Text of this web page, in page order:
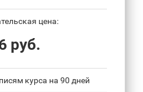
цена:
руб.
курса на 90 дней